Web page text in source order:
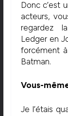
Donc c’est
acteurs,
regardez
Ledger en
forcément
Batman.
Vous-
Je l’étais